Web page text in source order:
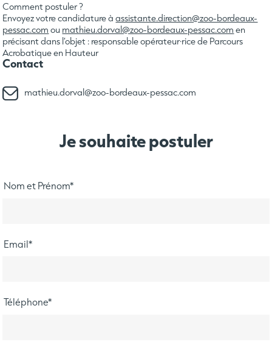
Comment postuler ?
Envoyez votre candidature àassistante.direction@zoo-bordeaux-
pessac.com ou mathieu.dorval@zoo-bordeaux-pessac.com en
précisant dans l’objet : responsable opérateur·rice de Parcours
Acrobatique en Hauteur
Contact
mathieu.dorval@zoo-bordeaux-pessac.com
Je souhaite postuler
Nom et Prénom*
Email*
Téléphone*